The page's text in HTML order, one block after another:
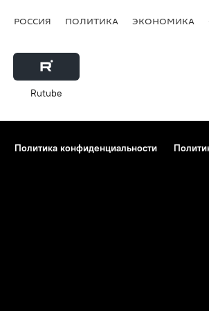
РОССИЯ ПОЛИТИКА ЭКОНОМИКА
Rutube
Политика конфиденциальности